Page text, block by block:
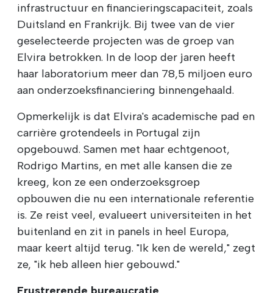
infrastructuur en financieringscapaciteit, zoals
Duitsland en Frankrijk. Bij twee van de vier
geselecteerde projecten was de groep van
Elvira betrokken. In de loop der jaren heeft
haar laboratorium meer dan 78,5 miljoen euro
aan onderzoeksfinanciering binnengehaald.
Opmerkelijk is dat Elvira's academische pad en
carrière grotendeels in Portugal zijn
opgebouwd. Samen met haar echtgenoot,
Rodrigo Martins, en met alle kansen die ze
kreeg, kon ze een onderzoeksgroep
opbouwen die nu een internationale referentie
is. Ze reist veel, evalueert universiteiten in het
buitenland en zit in panels in heel Europa,
maar keert altijd terug. "Ik ken de wereld," zegt
ze, "ik heb alleen hier gebouwd."